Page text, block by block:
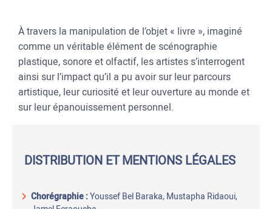
À travers la manipulation de l’objet « livre », imaginé
comme un véritable élément de scénographie
plastique, sonore et olfactif, les artistes s’interrogent
ainsi sur l’impact qu’il a pu avoir sur leur parcours
artistique, leur curiosité et leur ouverture au monde et
sur leur épanouissement personnel.
DISTRIBUTION ET MENTIONS LÉGALES
Chorégraphie :Youssef Bel Baraka, Mustapha Ridaoui,